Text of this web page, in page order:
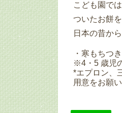
こども園で
ついたお餅
日本の昔か
・寒もちつ
※4・5 歳児
*エプロン、
用意をお願